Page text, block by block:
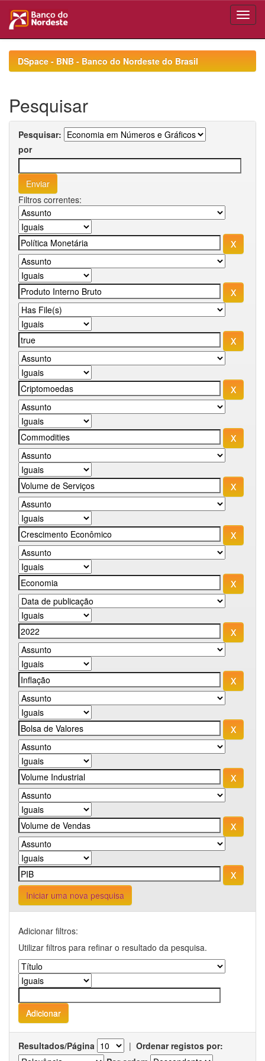
navigationDSpace - BNB - Banco do Nordeste do Brasil
Pesquisar
Pesquisar:
por
Filtros correntes:
Iniciar uma nova pesquisa
Adicionar filtros:
Utilizar filtros para refinar o resultado da pesquisa.
Resultados/Página | Ordenar registos por: